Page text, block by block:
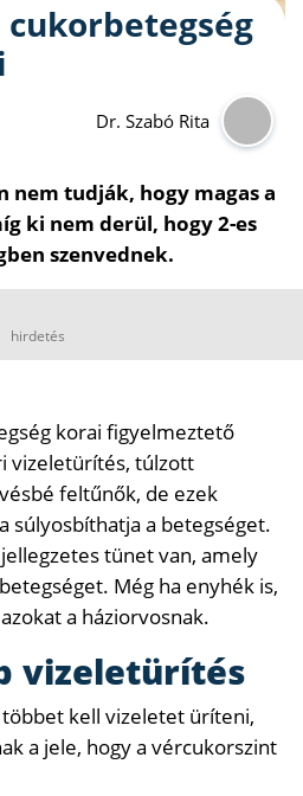
cukorbetegség
Dr. Szabó Rita
nem tudják, hogy magas a
ki nem derül, hogy 2-es
szenvednek.
hirdetés
korai figyelmeztető
vizeletürítés, túlzott
feltűnők, de ezek
súlyosbíthatja a betegséget.
tünet van, amely
Még ha enyhék is,
a háziorvosnak.
vizeletürítés
többet kell vizeletet üríteni,
a jele, hogy a vércukorszint